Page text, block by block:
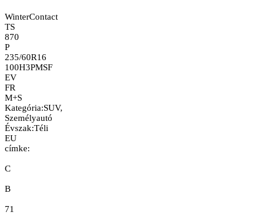
WinterContact
TS
870
P
235/60R16
100H3PMSF
EV
FR
M+S
Kategória:SUV,
Személyautó
Évszak:Téli
EU
címke:
C
B
71